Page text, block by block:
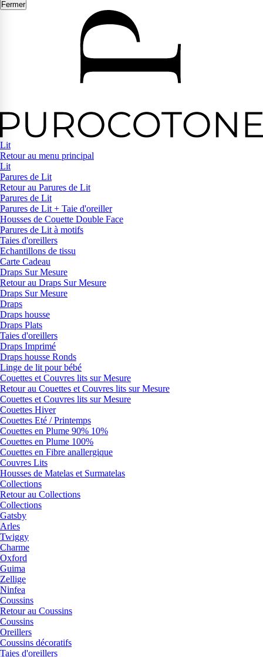
Fermer
Lit
Retour au menu principal
Lit
Parures de Lit
Retour au Parures de Lit
Parures de Lit
Parures de Lit + Taie d'oreiller
Housses de Couette Double Face
Parures de Lit à motifs
Taies d'oreillers
Echantillons de tissu
Carte Cadeau
Draps Sur Mesure
Retour au Draps Sur Mesure
Draps Sur Mesure
Draps
Draps housse
Draps Plats
Taies d'oreillers
Draps Imprimé
Draps housse Ronds
Linge de lit pour bébé
Couettes et Couvres lits sur Mesure
Retour au Couettes et Couvres lits sur Mesure
Couettes et Couvres lits sur Mesure
Couettes Hiver
Couettes Eté / Printemps
Couettes en Plume 90% 10%
Couettes en Plume 100%
Couettes en Fibre anallergique
Couvres Lits
Housses de Matelas et Surmatelas
Collections
Retour au Collections
Collections
Gatsby
Arles
Twiggy
Charme
Oxford
Guima
Zellige
Ninfea
Coussins
Retour au Coussins
Coussins
Oreillers
Coussins décoratifs
Taies d'oreillers